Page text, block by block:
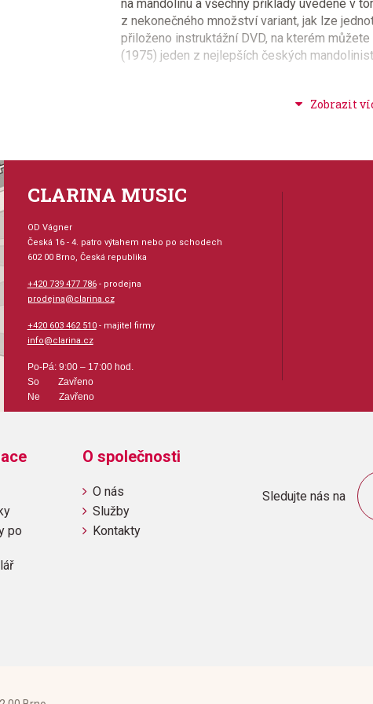
na mandolínu a všechny příklady uvedené v
z nekonečného množství variant, jak lze
přiloženo instruktážní DVD, na kterém
(1975) jeden z nejlepších českých
Počet skladeb: 17
hudební úprava: melodie / tabulatura,
Odběr minimálně 1 kus
Výrobce: G+W s.r.o.
Obsahuje:
Když náš táta hrálV MontgomeryTak já jdu
CLARINA MUSIC
OD Vágner
Česká 16 - 4. patro výtahem nebo po schodech
602 00 Brno, Česká republika
+420 739 477 786- prodejna
prodejna@clarina.cz
+420 603 462 510- majitel firmy
info@clarina.cz
Po-Pá: 9:00 – 17:00 hod.
So Zavřeno
Ne Zavřeno
po
O společnosti
O nás
Služby
Kontakty
Sledujte nás na